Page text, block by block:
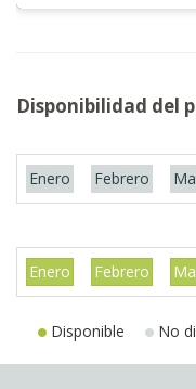
Disponibilidad del
Enero Febrero
Enero Febrero
Disponible No